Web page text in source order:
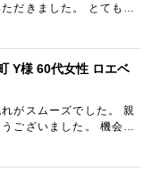
だきました。 とても親
Y様 60代女性 ロエベ
がスムーズでした。 親
ございました。 機会が